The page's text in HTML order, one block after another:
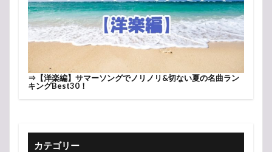
⇒ 【洋楽編】サマーソングでノリノリ&切ない夏の名曲ラン
キングBest30！
カテゴリー